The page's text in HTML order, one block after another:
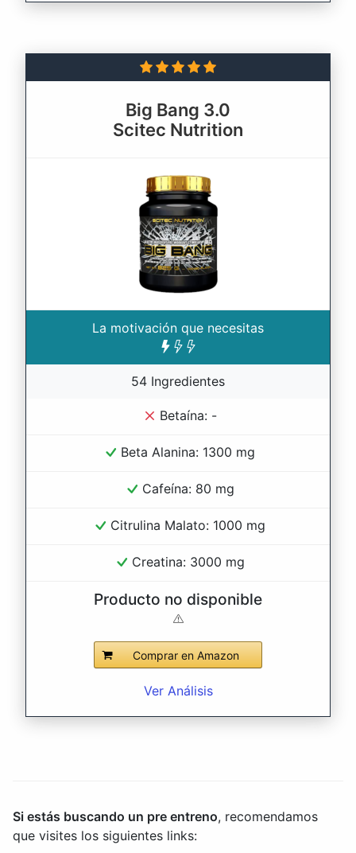
Big Bang 3.0
Scitec Nutrition
La motivación que necesitas
54 Ingredientes
Betaína: -
Beta Alanina: 1300 mg
Cafeína: 80 mg
Citrulina Malato: 1000 mg
Creatina: 3000 mg
Producto no disponible
Comprar en Amazon
Ver Análisis
Si estás buscando un pre entreno, recomendamos
que visites los siguientes links: